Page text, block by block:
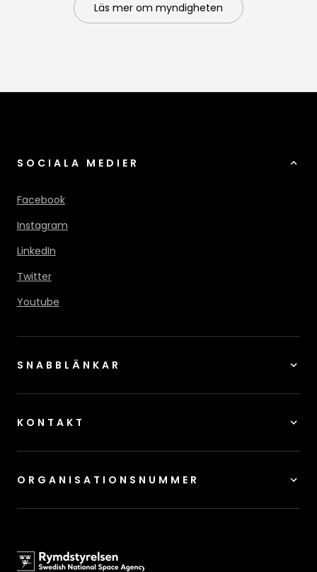
Läs mer om myndigheten
SOCIALA MEDIER
Facebook
Instagram
LinkedIn
Twitter
Youtube
SNABBLÄNKAR
KONTAKT
ORGANISATIONSNUMMER